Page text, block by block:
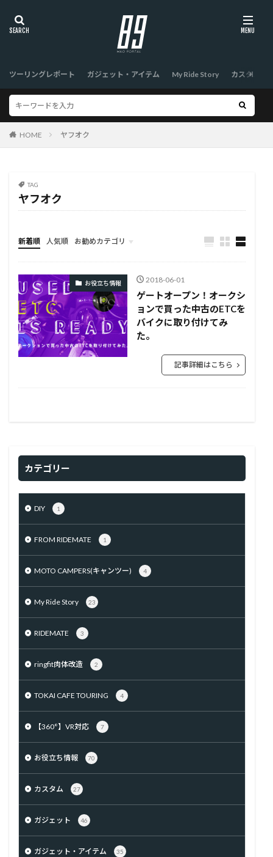
ツーリングレポート ガジェット・アイテム My Ride Story カスタム
HOME ヤフオク
TAG
ヤフオク
新着順 人気順 お勧めカテゴリ
TOP
お役立ち情報 2018-06-01
ゲートオープン！オークシ
ョンで買った中古のETCを
バイクに取り付けてみ
た。
記事詳細はこちら
カテゴリー
DIY 1
FROM RIDEMATE 1
MOTO CAMPERS(キャンツー) 4
My Ride Story 23
RIDEMATE 3
ringfit肉体改造 2
TOKAI CAFE TOURING 4
【360°】VR対応 7
お役立ち情報 70
カスタム 27
ガジェット 46
ガジェット・アイテム 35